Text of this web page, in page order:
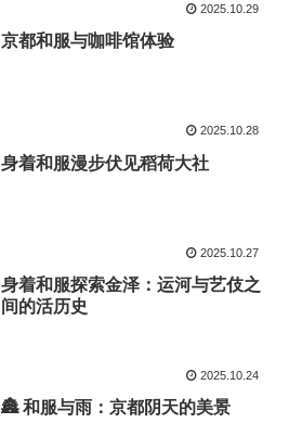
2025.10.29
京都和服与咖啡馆体验
2025.10.28
身着和服漫步伏见稻荷大社
2025.10.27
身着和服探索金泽：运河与艺伎之
间的活历史
2025.10.24
🏯 和服与雨：京都阴天的美景